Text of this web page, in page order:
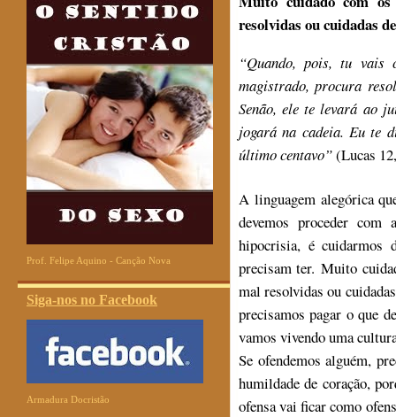
Prof. Felipe Aquino - Canção Nova
Siga-nos no Facebook
Armadura Docristão
resolvidas ou cuidadas
“Quando, pois, tu vais
magistrado, procura
Senão, ele te levará ao
jogará na cadeia. Eu te
último centavo”(Lucas
A linguagem alegórica
devemos proceder com
hipocrisia, é cuidarmos
precisam ter. Muito
mal resolvidas ou
precisamos pagar o que
vamos vivendo uma
Se ofendemos alguém,
humildade de coração,
ofensa vai ficar como